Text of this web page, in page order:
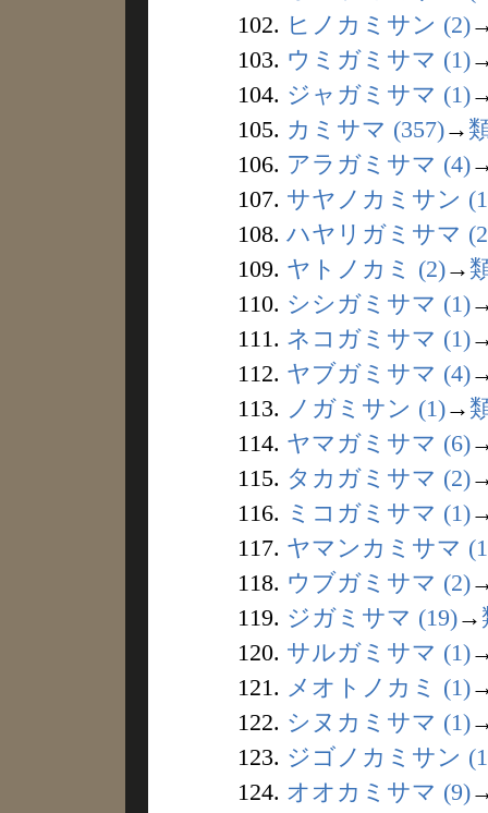
102. ヒノカミサン (2)
103. ウミガミサマ (1)
104. ジャガミサマ (1)
105. カミサマ (357)→
106. アラガミサマ (4)
107. サヤノカミサン
108. ハヤリガミサマ
109. ヤトノカミ (2)→
110. シシガミサマ (1)
111. ネコガミサマ (1)
112. ヤブガミサマ (4)
113. ノガミサン (1)→
114. ヤマガミサマ (6)
115. タカガミサマ (2)
116. ミコガミサマ (1)
117. ヤマンカミサマ
118. ウブガミサマ (2)
119. ジガミサマ (19)→
120. サルガミサマ (1)
121. メオトノカミ (1)
122. シヌカミサマ (1)
123. ジゴノカミサン
124. オオカミサマ (9)